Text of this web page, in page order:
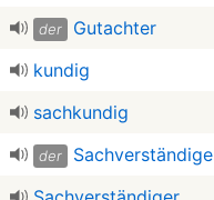
der Gutachter
kundig
sachkundig
der Sachverständige